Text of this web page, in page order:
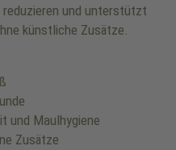
reduzieren und unterstützt
künstliche Zusätze.
und Maulhygiene
Zusätze